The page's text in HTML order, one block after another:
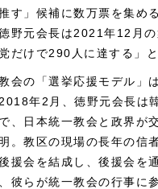
す」候補に数万票を集め
野元会長は2021年12月
だけで290人に達する」
会の「選挙応援モデル」
年2月、徳野元会長は
、日本統一教会と政界が
。教区の現場の長年の信
援会を結成し、後援会を
彼らが統一教会の行事に